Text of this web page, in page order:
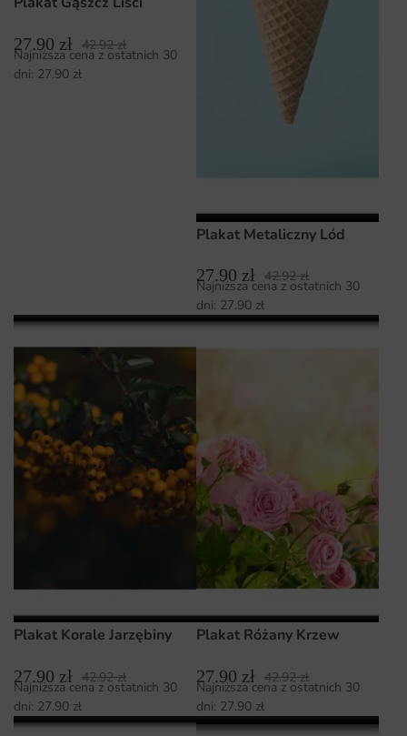
27.90 zł 42.92zł
Najniższa cena z ostatnich 30
dni: 27.90 zł
Plakat Metaliczny Lód
27.90 zł 42.92zł
Najniższa cena z ostatnich 30
dni: 27.90 zł
Plakat Korale Jarzębiny
27.90 zł 42.92zł
Najniższa cena z ostatnich 30
dni: 27.90 zł
Plakat Różany Krzew
27.90 zł 42.92zł
Najniższa cena z ostatnich 30
dni: 27.90 zł